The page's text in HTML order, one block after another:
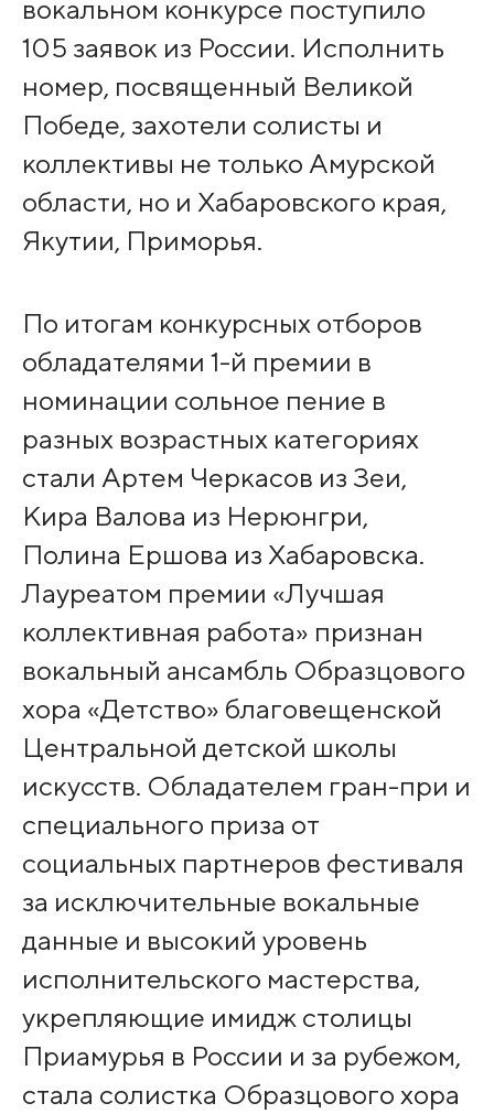
вокальном конкурсе поступило
105 заявок из России. Исполнить
номер, посвященный Великой
Победе, захотели солисты и
коллективы не только Амурской
области, но и Хабаровского края,
Якутии, Приморья. ⠀
По итогам конкурсных отборов
обладателями 1-й премии в
номинации сольное пение в
разных возрастных категориях
стали Артем Черкасов из Зеи,
Кира Валова из Нерюнгри,
Полина Ершова из Хабаровска.
Лауреатом премии «Лучшая
коллективная работа» признан
вокальный ансамбль Образцового
хора «Детство» благовещенской
Центральной детской школы
искусств. Обладателем гран-при и
специального приза от
социальных партнеров фестиваля
за исключительные вокальные
данные и высокий уровень
исполнительского мастерства,
укрепляющие имидж столицы
Приамурья в России и за рубежом,
стала солистка Образцового хора